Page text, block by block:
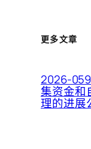
更多文章
2026-
集资金和
理的进展